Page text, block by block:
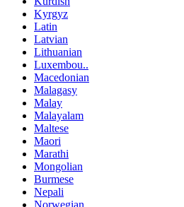
Kyrgyz
Latin
Latvian
Lithuanian
Luxembou..
Macedonian
Malagasy
Malay
Malayalam
Maltese
Maori
Marathi
Mongolian
Burmese
Nepali
Norwegian